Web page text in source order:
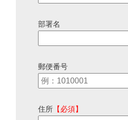
部署名
郵便番号
住所 【必須】